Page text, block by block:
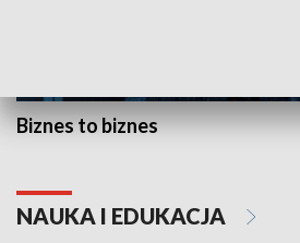
Biznes to biznes
NAUKA I EDUKACJA